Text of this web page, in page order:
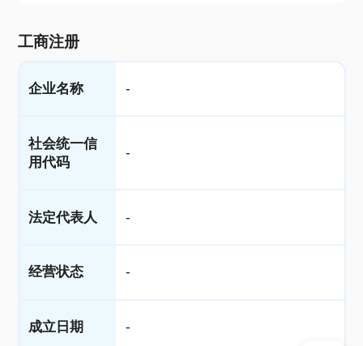
工商注册
企业名称 -
社会统一信
用代码
-
法定代表人 -
经营状态 -
成立日期 -